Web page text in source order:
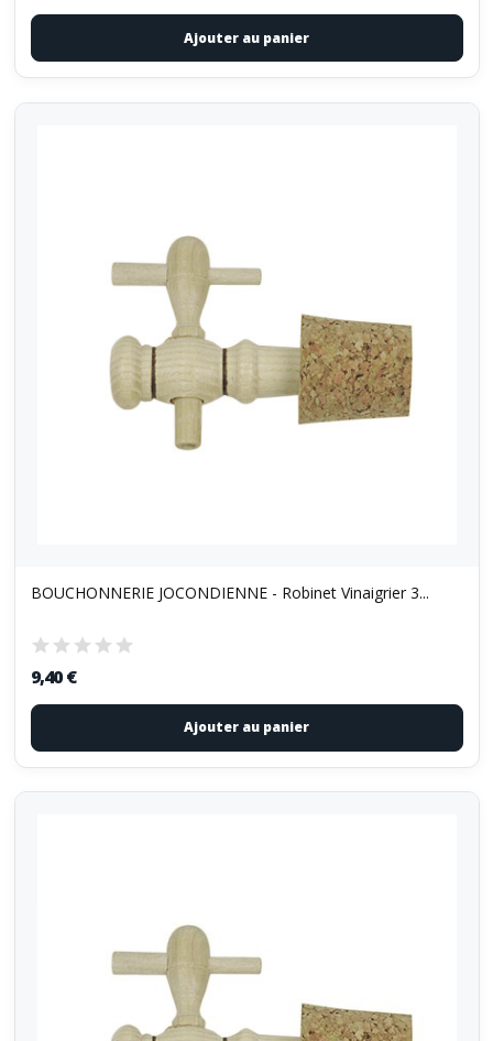
Ajouter au panier
BOUCHONNERIE JOCONDIENNE - Robinet Vinaigrier 3...
9,40 €
Ajouter au panier